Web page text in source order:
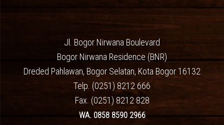
Jl. Bogor Nirwana Boulevard
Bogor Nirwana Residence (BNR)
Dreded Pahlawan, Bogor Selatan, Kota Bogor 16132
Telp. (0251) 8212 666
Fax. (0251) 8212 828
WA. 0858 8590 2966